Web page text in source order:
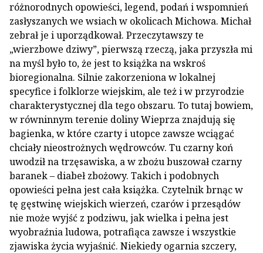
różnorodnych opowieści, legend, podań i wspomnień
zasłyszanych we wsiach w okolicach Michowa. Michał
zebrał je i uporządkował. Przeczytawszy te
„wierzbowe dziwy”, pierwszą rzeczą, jaka przyszła mi
na myśl było to, że jest to książka na wskroś
bioregionalna. Silnie zakorzeniona w lokalnej
specyfice i folklorze wiejskim, ale też i w przyrodzie
charakterystycznej dla tego obszaru. To tutaj bowiem,
w równinnym terenie doliny Wieprza znajdują się
bagienka, w które czarty i utopce zawsze wciągać
chciały nieostrożnych wędrowców. Tu czarny koń
uwodził na trzęsawiska, a w zbożu buszował czarny
baranek – diabeł zbożowy. Takich i podobnych
opowieści pełna jest cała książka. Czytelnik brnąc w
tę gęstwinę wiejskich wierzeń, czarów i przesądów
nie może wyjść z podziwu, jak wielka i pełna jest
wyobraźnia ludowa, potrafiąca zawsze i wszystkie
zjawiska życia wyjaśnić. Niekiedy ogarnia szczery,